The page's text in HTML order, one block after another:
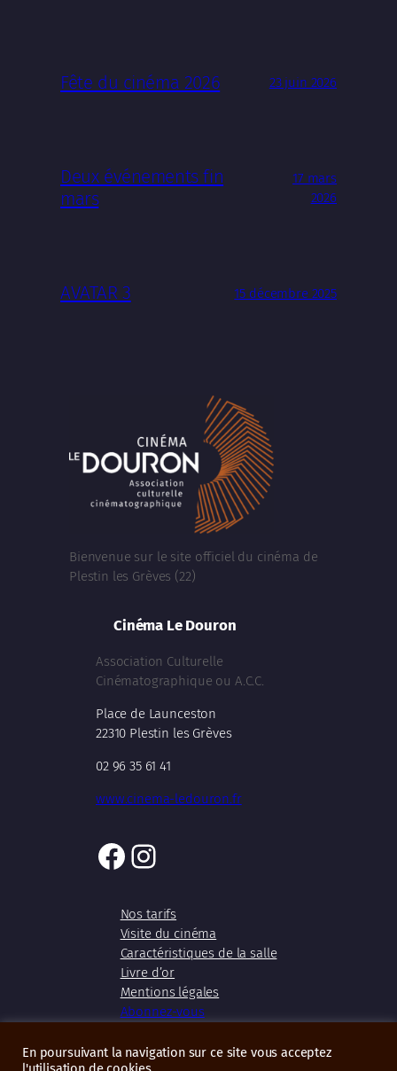
Fête du cinéma 2026 23 juin 2026
Deux événements fin
mars
17 mars
2026
AVATAR 3 15 décembre 2025
Bienvenue sur le site officiel du cinéma de
Plestin les Grèves (22)
Cinéma Le Douron
Association Culturelle
Cinématographique ou A.C.C.
Place de Launceston
22310 Plestin les Grèves
02 96 35 61 41
www.cinema-ledouron.fr
Facebook
Instagram
Nos tarifs
Visite du cinéma
Caractéristiques de la salle
Livre d’or
Mentions légales
Abonnez-vous
En poursuivant la navigation sur ce site vous acceptez